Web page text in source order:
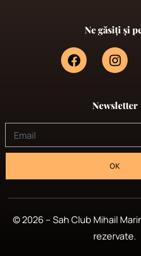
Ne găsiți și
Newsletter
OK
© 2026 – Sah Club Mihail
rezervate.